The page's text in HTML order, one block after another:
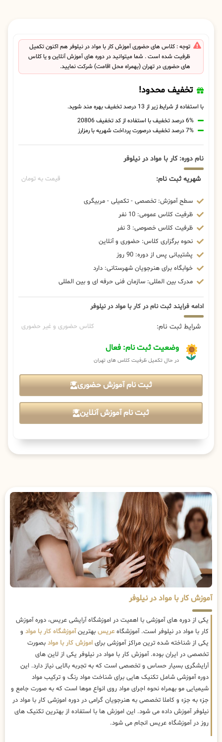
توجه : کلاس های حضوری آموزش کار با مواد در نیلوفر هم اکنون تکمیل
ظرفیت شده است . شما میتوانید در دوره های آموزش آنلاین و یا کلاس
های حضوری در تهران (بهمراه محل اقامت) شرکت نمایید.
تخفیف محدود!
با استفاده از شرایط زیر از 13 درصد تخفیف بهره مند شوید.
6% درصد تخفیف با استفاده از کد تخفیف 20806
7% درصد تخفیف درصورت پرداخت شهریه با رمزارز
نام دوره: کار با مواد در نیلوفر
شهریه ثبت نام: قیمت به تومان
سطح آموزش: تخصصی - تکمیلی - مربیگری
ظرفیت کلاس عمومی: 10 نفر
ظرفیت کلاس خصوصی: 3 نفر
نحوه برگزاری کلاس: حضوری و آنلاین
پشتیبانی پس از دوره: 90 روز
خوابگاه برای هنرجویان شهرستانی: دارد
مدرک بین المللی: سازمان فنی حرفه ای و بین المللی
ادامه فرایند ثبت نام در کار با مواد در نیلوفر
شرایط ثبت نام: کلاس حضوری و غیر حضوری
وضعیت ثبت نام: فعال
در حال تکمیل ظرفیت کلاس های تهران
ثبت نام آموزش حضوری
ثبت نام آموزش آنلاین
آموزش کار با مواد در نیلوفر
یکی از دوره های آموزشی با اهمیت در اموزشگاه آرایشی عریس، دوره آموزش
کار با مواد در نیلوفر است. آموزشگاه عریس بهترینآموزشگاه کار با مواد و
یکی از شناخته شده ترین مراکز آموزشی برای اموزش کار با مواد بصورت
تخصصی در ایران بوده. آموزش کار با مواد در نیلوفر یکی از لاین های
آرایشگری بسیار حساس و تخصصی است که به تجربه بالایی نیاز دارد. این
دوره آموزشی شامل تکنیک هایی برای شناخت مواد رنگ و ترکیب مواد
شیمیایی مو بهمراه نحوه اجرای مواد روی انواع موها است که به صورت جامع و
جزء به جزء و کاملا تخصصی به هنرجویان گرامی در دوره اموزشی کار با مواد در
نیلوفر آموزش داده می شود. این اموزش ها با استفاده از بهترین تکنیک های
روز در آموزشگاه عریس انجام می شود.